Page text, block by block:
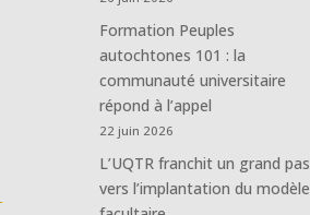
Formation Peuples
autochtones 101 : la
communauté universitaire
répond à l’appel
22 juin 2026
L’UQTR franchit un grand pas
vers l’implantation du modèle